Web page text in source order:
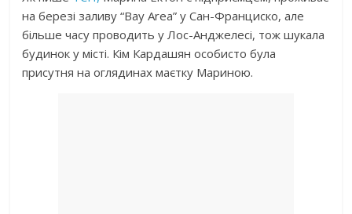
на березі заливу “Bay Area” у Сан-Франциско, але
більше часу проводить у Лос-Анджелесі, тож шукала
будинок у місті. Кім Кардашян особисто була
присутня на оглядинах маєтку Мариною.